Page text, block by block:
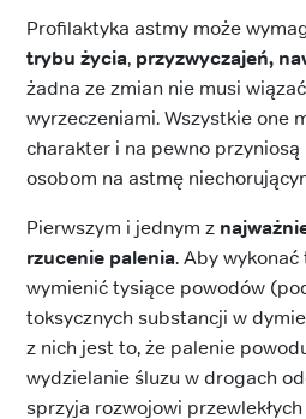
Profilaktyka astmy może
trybu życia, przyzwyczajeń,
żadna ze zmian nie musi
wyrzeczeniami. Wszystkie one
charakter i na pewno
osobom na astmę
Pierwszym i jednym z
rzucenie palenia. Aby wykonać
wymienić tysiące powodów
toksycznych substancji w
z nich jest to, że palenie
wydzielanie śluzu w drogach
sprzyja rozwojowi